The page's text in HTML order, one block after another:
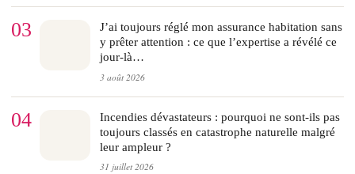
03
J’ai toujours réglé mon assurance habitation sans
y prêter attention : ce que l’expertise a révélé ce
jour-là…
3 août 2026
04
Incendies dévastateurs : pourquoi ne sont-ils pas
toujours classés en catastrophe naturelle malgré
leur ampleur ?
31 juillet 2026